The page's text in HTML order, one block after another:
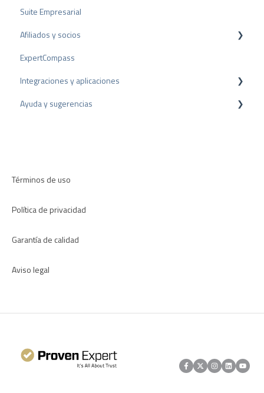
Proceso de Arbitraje
Consejos sobre reseñas
Encuestas internas
Directrices de revisión
Suite Empresarial
Afiliados y socios
Programa de partners
Recomendación
ExpertCompass
Integraciones y aplicaciones
Plugins para CMS
Ayuda y sugerencias
Términos de uso
Política de privacidad
Garantía de calidad
Aviso legal